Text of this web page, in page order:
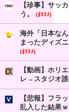
【珍事】サッ
う。
(ｵﾇﾇﾒ)
海外「日本な
まったディズ
(ｵﾇﾇﾒ)
【動画】ホリ
レ→スタジオ
【悲報】フラ
乱入した結果